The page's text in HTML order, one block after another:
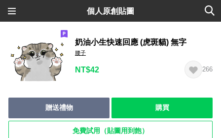
個人原創貼圖
奶油小生快速回應 (虎斑貓) 無字
腰子
NT$42 266
贈送禮物 購買
免費試用（貼圖用到飽）